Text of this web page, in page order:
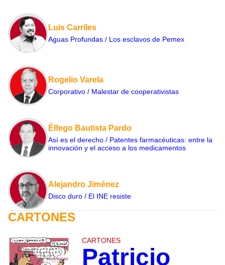
Luis Carriles
Aguas Profundas / Los esclavos de Pemex
Rogelio Varela
Corporativo / Malestar de cooperativistas
Élfego Bautista Pardo
Así es el derecho / Patentes farmacéuticas: entre la
innovación y el acceso a los medicamentos
Alejandro Jiménez
Disco duro / El INE resiste
CARTONES
CARTONES
Patricio